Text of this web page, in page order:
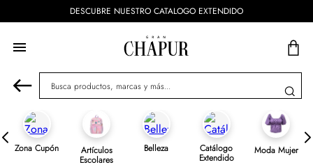
DESCUBRE NUESTRO CATALOGO EXTENDIDO
Busca productos, marcas y más...
Zona Cupón Artículos
Escolares
Belleza Catálogo
Extendido
Moda Mujer